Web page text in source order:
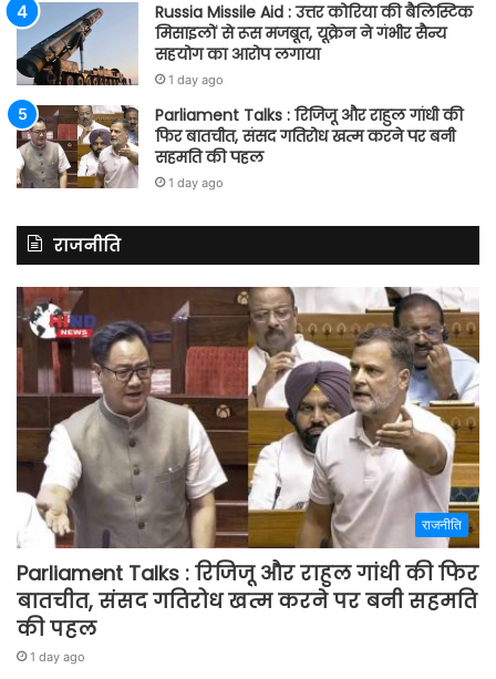
Russia Missile Aid : उत्तर कोरिया की बैलिस्टिक
मिसाइलों से रूस मजबूत, यूक्रेन ने गंभीर सैन्य
सहयोग का आरोप लगाया
1 day ago
Parliament Talks : रिजिजू और राहुल गांधी की
फिर बातचीत, संसद गतिरोध खत्म करने पर बनी
सहमति की पहल
1 day ago
राजनीति
राजनीति
Parliament Talks : रिजिजू और राहुल गांधी की फिर
बातचीत, संसद गतिरोध खत्म करने पर बनी सहमति
की पहल
1 day ago